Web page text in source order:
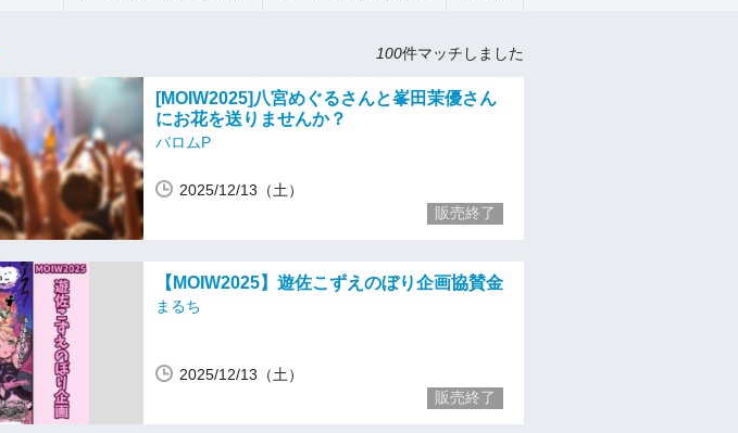
100件マッチしました
[MOIW2025]八宮めぐるさんと峯田茉優さん
にお花を送りませんか？
バロムP
2025/12/13（土）
販売終了
【MOIW2025】遊佐こずえのぼり企画協賛金
まるち
2025/12/13（土）
販売終了